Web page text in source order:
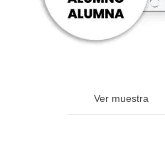
Ver muestra